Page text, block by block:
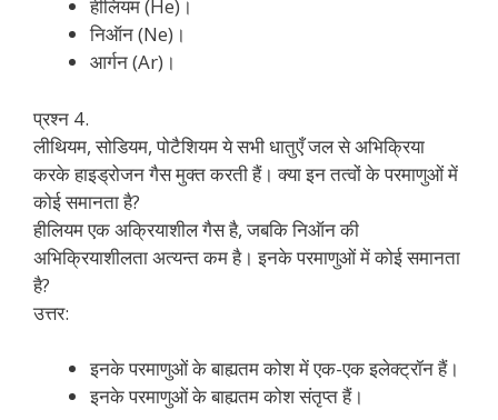
हीलियम (He)।
निऑन (Ne)।
आर्गन (Ar)।
प्रश्न 4.
लीथियम, सोडियम, पोटैशियम ये सभी धातुएँ जल से अभिक्रिया
करके हाइड्रोजन गैस मुक्त करती हैं। क्या इन तत्वों के परमाणुओं में
कोई समानता है?
हीलियम एक अक्रियाशील गैस है, जबकि निऑन की
अभिक्रियाशीलता अत्यन्त कम है। इनके परमाणुओं में कोई समानता
है?
उत्तर:
इनके परमाणुओं के बाह्यतम कोश में एक-एक इलेक्ट्रॉन हैं।
इनके परमाणुओं के बाह्यतम कोश संतृप्त हैं।